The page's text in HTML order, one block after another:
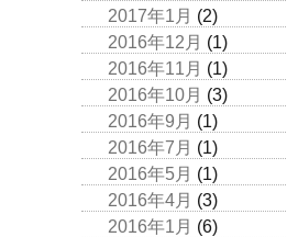
2017年1月 (2)
2016年12月 (1)
2016年11月 (1)
2016年10月 (3)
2016年9月 (1)
2016年7月 (1)
2016年5月 (1)
2016年4月 (3)
2016年1月 (6)